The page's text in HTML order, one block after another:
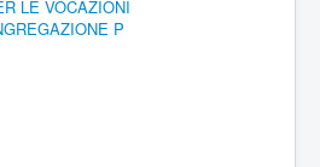
LE VOCAZIONI
P